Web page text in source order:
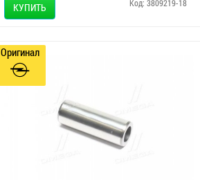
КУПИТЬ Код: 3809219-18
Оригинал